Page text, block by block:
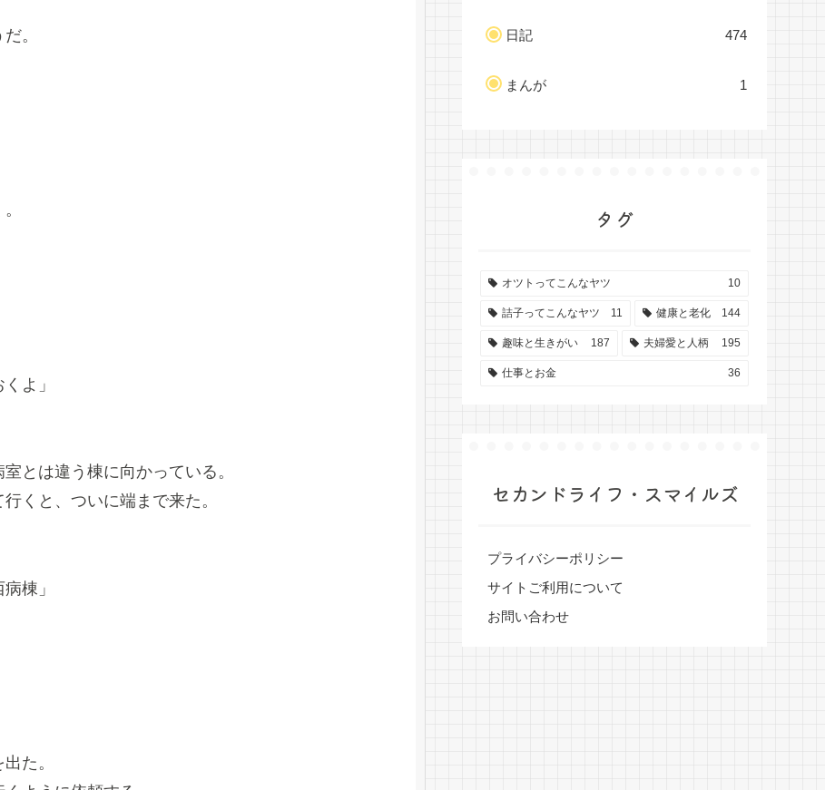
。
よ」
とは違う棟に向かっている。
くと、ついに端まで来た。
棟」
た。
日記 474
まんが 1
タグ
オツトってこんなヤツ 10
詰子ってこんなヤツ 11 健康と老化 144
趣味と生きがい 187 夫婦愛と人柄 195
仕事とお金 36
セカンドライフ・スマイルズ
プライバシーポリシー
サイトご利用について
お問い合わせ